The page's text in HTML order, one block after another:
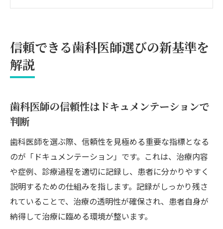
やばい歯科医師の特徴と安心できるポイン
歯科ドキュメンテーション活用の今と未来
ン事情
ドキュメンテーションが歯科医師に求めら
れる背景
歯科医師による正確な記録管理の重要性
歯科医師が実践する記録のデジタル化とは
信頼できる歯科医師選びの新基準を
解説
歯科医師の信頼性はドキュメンテーションで
判断
歯科医師を選ぶ際、信頼性を見極める重要な指標となる
のが「ドキュメンテーション」です。これは、治療内容
や症例、診療過程を適切に記録し、患者に分かりやすく
説明するための仕組みを指します。記録がしっかり残さ
れていることで、治療の透明性が確保され、患者自身が
納得して治療に臨める環境が整います。